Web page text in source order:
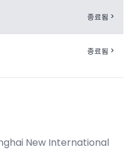
종료됨 >
종료됨 >
New International